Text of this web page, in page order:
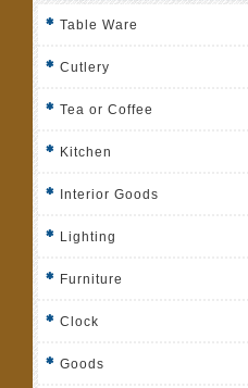
Table Ware
Cutlery
Tea or Coffee
Kitchen
Interior Goods
Lighting
Furniture
Clock
Goods